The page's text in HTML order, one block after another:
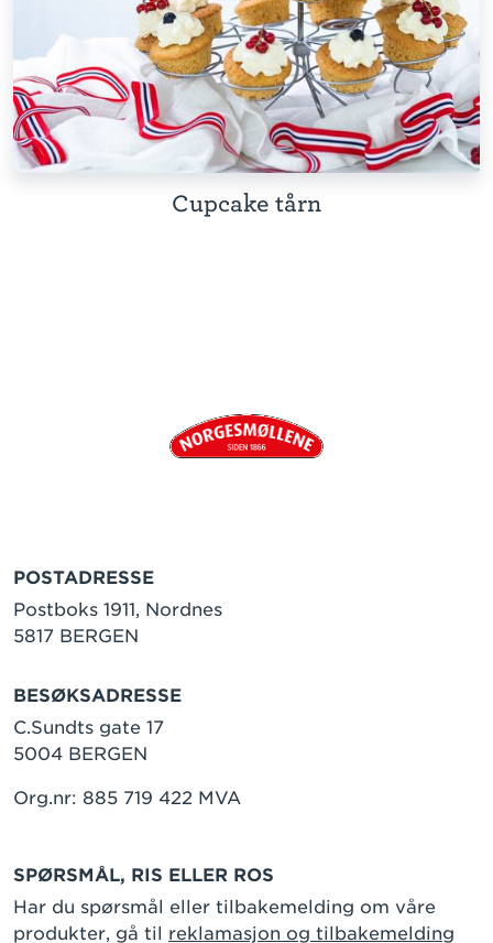
Cupcake tårn
POSTADRESSE
Postboks 1911, Nordnes
5817 BERGEN
BESØKSADRESSE
C.Sundts gate 17
5004 BERGEN
Org.nr: 885 719 422 MVA
SPØRSMÅL, RIS ELLER ROS
Har du spørsmål eller tilbakemelding om våre
produkter, gå til reklamasjon og tilbakemelding